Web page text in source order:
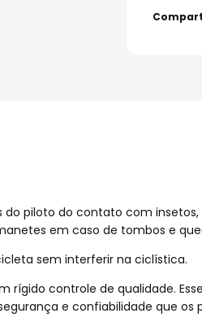
piloto do contato com
em caso de tombos e
sem interferir na ciclística.
controle de qualidade.
e confiabilidade que os